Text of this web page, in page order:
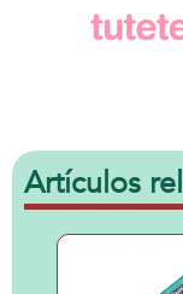
Artículos